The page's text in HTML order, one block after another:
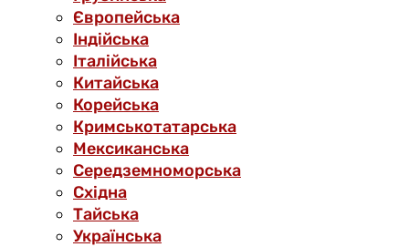
Європейська
Індійська
Італійська
Китайська
Корейська
Кримськотатарська
Мексиканська
Середземноморська
Східна
Тайська
Українська